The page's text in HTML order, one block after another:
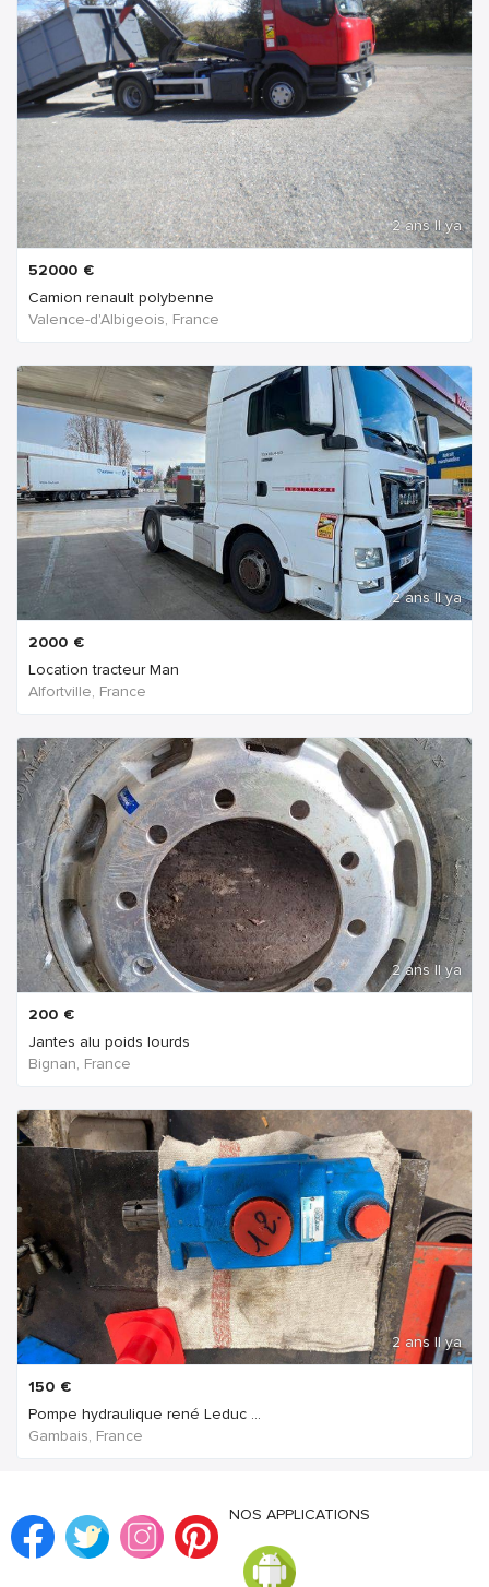
2 ans Il ya
52000 €
Camion renault polybenne
Valence-d'Albigeois, France
2 ans Il ya
2000 €
Location tracteur Man
Alfortville, France
2 ans Il ya
200 €
Jantes alu poids lourds
Bignan, France
2 ans Il ya
150 €
Pompe hydraulique rené Leduc ...
Gambais, France
NOS APPLICATIONS